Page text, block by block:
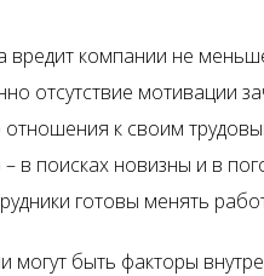
вредит компании не
отсутствие мотивации
к своим
в поисках новизны и в
готовы менять
могут быть факторы